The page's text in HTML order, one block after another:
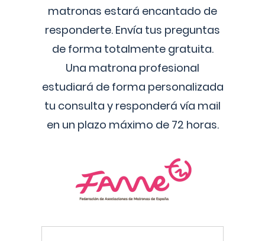
matronas estará encantado de
responderte. Envía tus preguntas
de forma totalmente gratuita.
Una matrona profesional
estudiará de forma personalizada
tu consulta y responderá vía mail
en un plazo máximo de 72 horas.